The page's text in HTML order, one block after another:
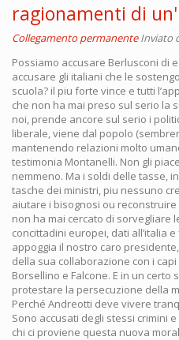
ragionamenti di
Collegamento permanente Inviato
Possiamo accusare Berlusconi di
accusare gli italiani che le
scuola? il piu forte vince e tutti
che non ha mai preso sul serio la
noi, prende ancore sul serio i
liberale, viene dal popolo
mantenendo relazioni molto
testimonia Montanelli. Non gli
nemmeno. Ma i soldi delle tasse,
tasche dei ministri, piu nessuno
aiutare i bisognosi ou reconstruire
non ha mai cercato di sorvegliare
concittadini europei, dati all’italia
appoggia il nostro caro
della sua collaborazione con i
Borsellino e Falcone. E in un
protestare la persecuzione della
Perché Andreotti deve vivere
Sono accusati degli stessi crimini
chi ci proviene questa nuova